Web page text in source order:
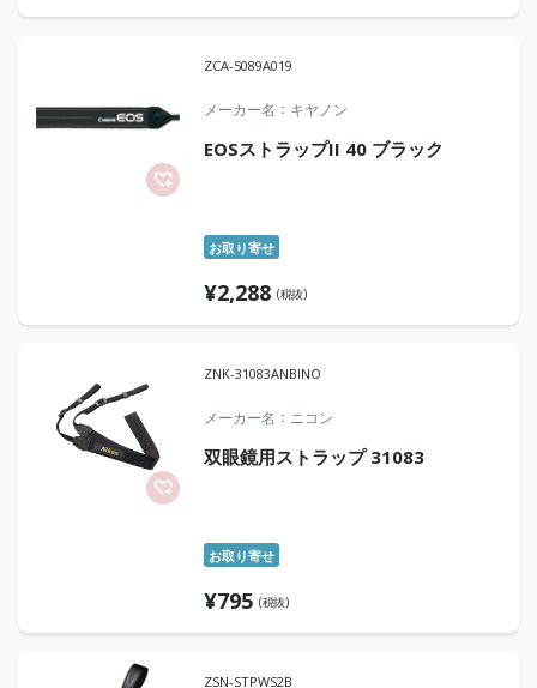
ZCA-5089A019
メーカー名 キヤノン
EOSストラップII 40 ブラック
お取り寄せ
¥2,288 (税抜)
ZNK-31083ANBINO
メーカー名 ニコン
双眼鏡用ストラップ 31083
お取り寄せ
¥795 (税抜)
ZSN-STPWS2B